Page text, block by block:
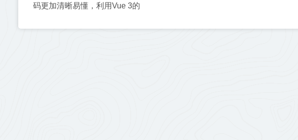
码更加清晰易懂，利用Vue 3的